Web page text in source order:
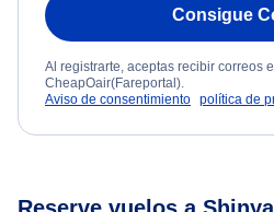
Consigue
Al registrarte, aceptas recibir correos
CheapOair(Fareportal).
Aviso de consentimiento política de